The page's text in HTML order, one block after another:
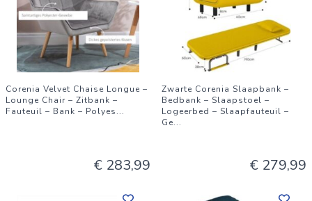
Corenia Velvet Chaise Longue –
Lounge Chair – Zitbank –
Fauteuil – Bank – Polyes...
€ 283,99
Zwarte Corenia Slaapbank –
Bedbank – Slaapstoel –
Logeerbed – Slaapfauteuil –
Ge...
€ 279,99